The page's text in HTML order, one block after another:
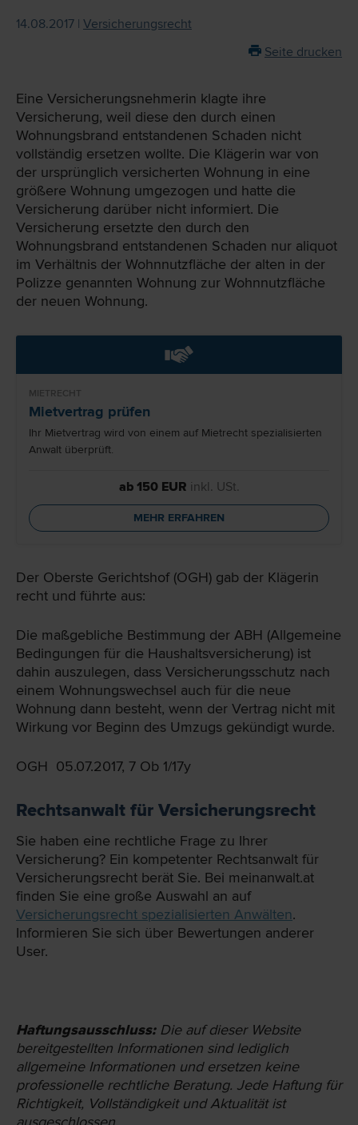
14.08.2017 | Versicherungsrecht
Seite drucken
Eine Versicherungsnehmerin klagte ihre
Versicherung, weil diese den durch einen
Wohnungsbrand entstandenen Schaden nicht
vollständig ersetzen wollte. Die Klägerin war von
der ursprünglich versicherten Wohnung in eine
größere Wohnung umgezogen und hatte die
Versicherung darüber nicht informiert. Die
Versicherung ersetzte den durch den
Wohnungsbrand entstandenen Schaden nur aliquot
im Verhältnis der Wohnnutzfläche der alten in der
Polizze genannten Wohnung zur Wohnnutzfläche
der neuen Wohnung.
MIETRECHT
Mietvertrag prüfen
Ihr Mietvertrag wird von einem auf Mietrecht spezialisierten
Anwalt überprüft.
ab 150 EUR inkl. USt.
MEHR ERFAHREN
Der Oberste Gerichtshof (OGH) gab der Klägerin
recht und führte aus:
Die maßgebliche Bestimmung der ABH (Allgemeine
Bedingungen für die Haushaltsversicherung) ist
dahin auszulegen, dass Versicherungsschutz nach
einem Wohnungswechsel auch für die neue
Wohnung dann besteht, wenn der Vertrag nicht mit
Wirkung vor Beginn des Umzugs gekündigt wurde.
OGH 05.07.2017, 7 Ob 1/17y
Rechtsanwalt für Versicherungsrecht
Sie haben eine rechtliche Frage zu Ihrer
Versicherung? Ein kompetenter Rechtsanwalt für
Versicherungsrecht berät Sie. Bei meinanwalt.at
finden Sie eine große Auswahl an auf
Versicherungsrecht spezialisierten Anwälten.
Informieren Sie sich über Bewertungen anderer
User.
Haftungsausschluss: Die auf dieser Website
bereit­gestellten Informationen sind lediglich
allgemeine Informationen und ersetzen keine
professionelle rechtliche Beratung. Jede Haftung für
Richtigkeit, Vollständigkeit und Aktualität ist